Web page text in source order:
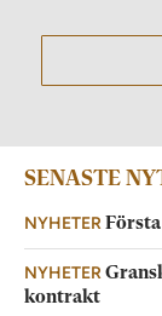
SENASTE
NYHETER
NYHETER
kontrakt